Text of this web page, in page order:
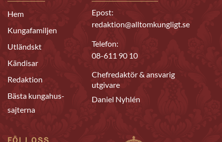
Hem
Kungafamiljen
Utländskt
Kändisar
Redaktion
Bästa kungahus-
sajterna
Epost:
redaktion@alltomkungligt.se
Telefon:
08-611 90 10
Chefredaktör & ansvarig
utgivare
Daniel Nyhlén